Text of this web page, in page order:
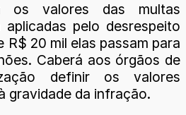
os valores das multas
pelo desrespeito
R$ 20 mil elas passam para
Caberá aos órgãos de
definir os valores
gravidade da infração.